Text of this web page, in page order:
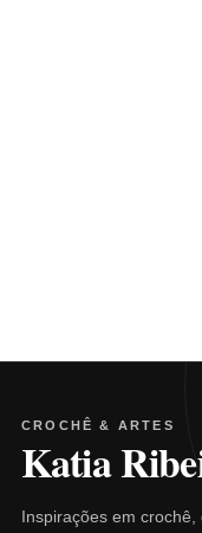
CROCHÊ & ARTES
Katia
Inspirações em